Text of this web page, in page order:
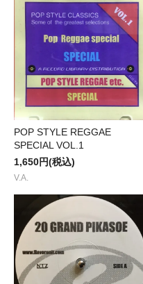
POP STYLE REGGAE
SPECIAL VOL.1
1,650円(税込)
V.A.